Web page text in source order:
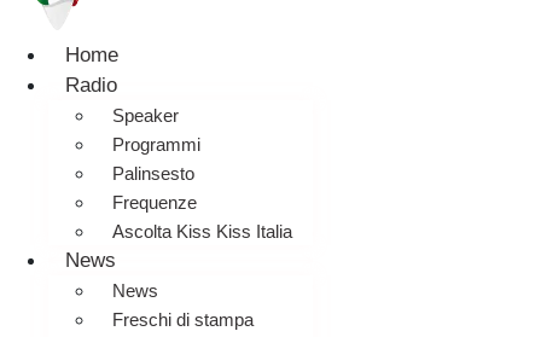
Home
Radio
Speaker
Programmi
Palinsesto
Frequenze
Ascolta Kiss Kiss Italia
News
News
Freschi di stampa